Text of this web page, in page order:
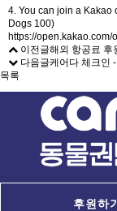
4. You can join a Kakao
Dogs 100)
https://open.kakao.com/
이전글해외 항공료 후
다음글케어다 체크인
목록
후원하기